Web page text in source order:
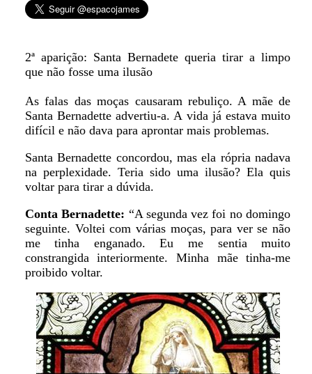
2ª aparição: Santa Bernadete queria tirar a limpo
que não fosse uma ilusão
As falas das moças causaram rebuliço. A mãe de
Santa Bernadette advertiu-a. A vida já estava muito
difícil e não dava para aprontar mais problemas.
Santa Bernadette concordou, mas ela rópria nadava
na perplexidade. Teria sido uma ilusão? Ela quis
voltar para tirar a dúvida.
Conta Bernadette: “A segunda vez foi no domingo
seguinte. Voltei com várias moças, para ver se não
me tinha enganado. Eu me sentia muito
constrangida interiormente. Minha mãe tinha-me
proibido voltar.